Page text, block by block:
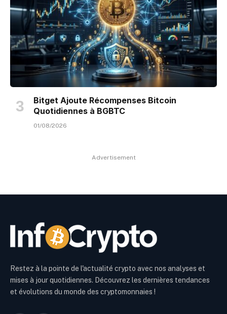
Bitget Ajoute Récompenses Bitcoin
Quotidiennes à BGBTC
01/08/2026
Advertisement
Restez à la pointe de l'actualité crypto avec nos analyses et
mises à jour quotidiennes. Découvrez les dernières tendances
et évolutions du monde des cryptomonnaies !